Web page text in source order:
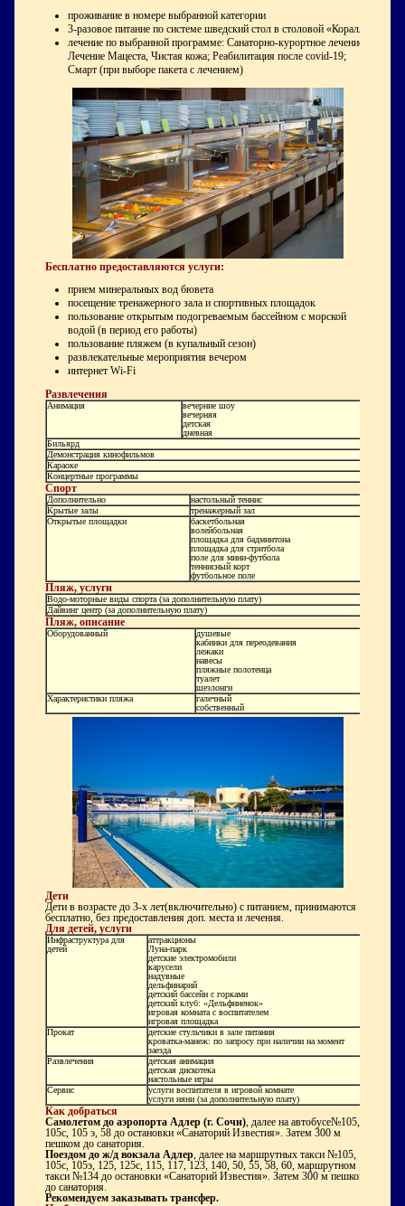
проживание в номере выбранной категории
3-разовое питание по системе шведский стол в столовой «Коралл»
лечение по выбранной программе: Санаторно-курортное лечение;
Лечение Мацеста, Чистая кожа; Реабилитация после covid-19;
Смарт (при выборе пакета с лечением)
Бесплатно предоставляются услуги:
прием минеральных вод бювета
посещение тренажерного зала и спортивных площадок
пользование открытым подогреваемым бассейном с морской
водой (в период его работы)
пользование пляжем (в купальный сезон)
развлекательные мероприятия вечером
интернет Wi-Fi
Развлечения
Анимация
вечерние шоу
вечерняя
детская
дневная
Бильярд
Демонстрация кинофильмов
Караоке
Концертные программы
Спорт
Дополнительно
настольный теннис
Крытые залы
тренажерный зал
Открытые площадки
баскетбольная
волейбольная
площадка для бадминтона
площадка для стритбола
поле для мини-футбола
теннисный корт
футбольное поле
Пляж, услуги
Водо-моторные виды спорта (за дополнительную плату)
Дайвинг центр (за дополнительную плату)
Пляж, описание
Оборудованный
душевые
кабинки для переодевания
лежаки
навесы
пляжные полотенца
туалет
шезлонги
Характеристики пляжа
галечный
собственный
Дети
Дети в возрасте до 3-х лет(включительно) с питанием, принимаются
бесплатно, без предоставления доп. места и лечения.
Для детей, услуги
Инфраструктура для
детей
аттракционы
Луна-парк
детские электромобили
карусели
надувные
дельфинарий
детский бассейн с горками
детский клуб: «Дельфиненок»
игровая комната с воспитателем
игровая площадка
Прокат
детские стульчики в зале питания
кроватка-манеж: по запросу при наличии на момент
заезда
Развлечения
детская анимация
детская дискотека
настольные игры
Сервис
услуги воспитателя в игровой комнате
услуги няни (за дополнительную плату)
Как добраться
Самолетом до аэропорта Адлер (г. Сочи), далее на автобусе№105,
105с, 105 э, 58 до остановки «Санаторий Известия». Затем 300 м
пешком до санатория.
Поездом до ж/д вокзала Адлер, далее на маршрутных такси №105,
105с, 105э, 125, 125с, 115, 117, 123, 140, 50, 55, 58, 60, маршрутном
такси №134 до остановки «Санаторий Известия». Затем 300 м пешком
до санатория.
Рекомендуем заказывать трансфер.